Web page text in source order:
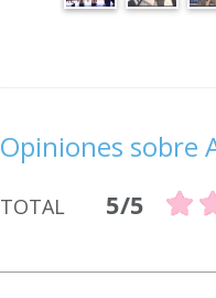
Opiniones sobre
TOTAL 5/5